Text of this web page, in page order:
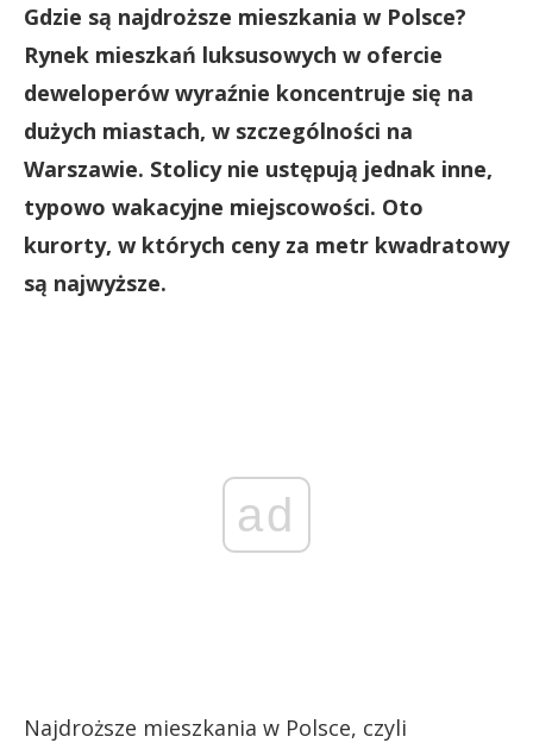
Gdzie są najdroższe mieszkania w Polsce?
Rynek mieszkań luksusowych w ofercie
deweloperów wyraźnie koncentruje się na
dużych miastach, w szczególności na
Warszawie. Stolicy nie ustępują jednak inne,
typowo wakacyjne miejscowości. Oto
kurorty, w których ceny za metr kwadratowy
są najwyższe.
ad
Najdroższe mieszkania w Polsce, czyli